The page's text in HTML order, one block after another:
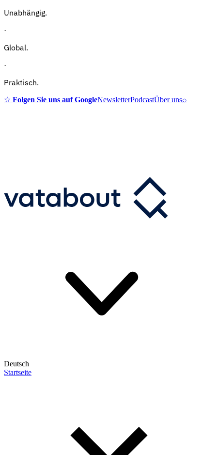
Unabhängig.
·
Global.
·
Praktisch.
☆ Folgen Sie uns auf GoogleNewsletterPodcastÜber uns⌕
Deutsch
Startseite